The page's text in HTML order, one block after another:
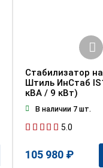
Стабилизатор
Штиль ИнСтаб
кВА / 9 кВт)
В наличии 7 шт.
5.0
105 980 ₽